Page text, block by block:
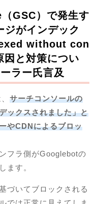
GSC）で発生す
ジがインデック
without con
と対策につい
ラー氏言及
サーチコンソールの
ックスされました」と
やCDNによるブロッ
フラ側がGooglebotの
ます。
づいてブロックされる